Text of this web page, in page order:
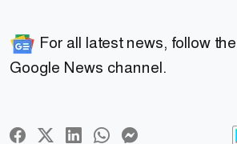
For all latest news, follow the
Google News channel.